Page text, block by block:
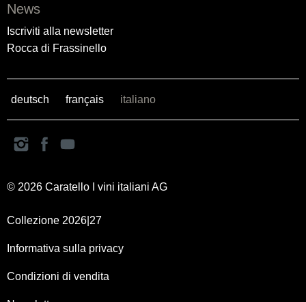
News
Iscriviti alla newsletter
Rocca di Frassinello
deutsch français italiano
© 2026 Caratello I vini italiani AG
Collezione 2026|27
Informativa sulla privacy
Condizioni di vendita